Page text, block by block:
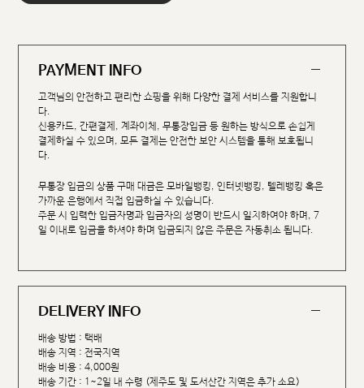
PAYMENT INFO
고객님의 안전하고 편리한 쇼핑을 위해 다양한 결제 서비스를 지원합니
다.
신용카드, 간편결제, 계좌이체, 무통장입금 등 원하는 방식으로 손쉽게
결제하실 수 있으며, 모든 결제는 안전한 보안 시스템을 통해 보호됩니
다.
무통장 입금의 상품 구매 대금은 모바일뱅킹, 인터넷뱅킹, 텔레뱅킹 혹은
가까운 은행에서 직접 입금하실 수 있습니다.
주문 시 입력한 입금자명과 입금자의 성명이 반드시 일치하여야 하며, 7
일 이내로 입금을 하셔야 하며 입금되지 않은 주문은 자동취소 됩니다.
DELIVERY INFO
배송 방법 : 택배
배송 지역 : 전국지역
배송 비용 : 4,000원
배송 기간 : 1~2일 내 수령 (제주도 및 도서산간 지역은 추가 소요)